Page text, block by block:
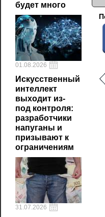
будет много
01.08.2026
Искусственный
интеллект
выходит из-
под контроля:
разработчики
напуганы и
призывают к
ограничениям
31.07.2026